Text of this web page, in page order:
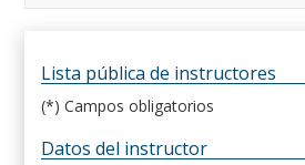
Lista pública de instructores
(*) Campos obligatorios
Datos del instructor